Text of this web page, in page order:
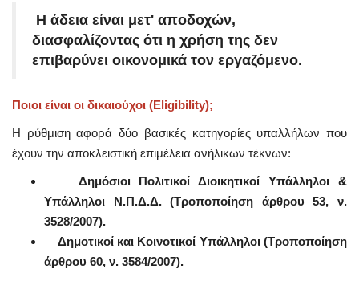
Η άδεια είναι μετ' αποδοχών,
διασφαλίζοντας ότι η χρήση της δεν
επιβαρύνει οικονομικά τον εργαζόμενο.
Ποιοι είναι οι δικαιούχοι (Eligibility);
Η ρύθμιση αφορά δύο βασικές κατηγορίες υπαλλήλων που
έχουν την αποκλειστική επιμέλεια ανήλικων τέκνων:
Δημόσιοι Πολιτικοί Διοικητικοί Υπάλληλοι &
Υπάλληλοι Ν.Π.Δ.Δ. (Τροποποίηση άρθρου 53, ν.
3528/2007).
Δημοτικοί και Κοινοτικοί Υπάλληλοι (Τροποποίηση
άρθρου 60, ν. 3584/2007).